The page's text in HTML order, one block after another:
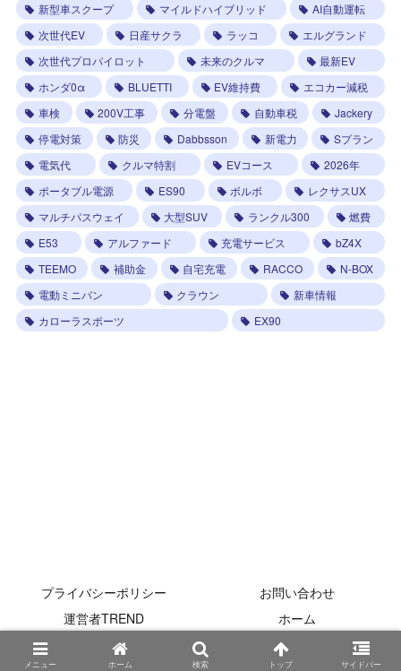
新型車スクープ
マイルドハイブリッド
AI自動運転
次世代EV
日産サクラ ラッコ
エルグランド
次世代プロパイロット
未来のクルマ
最新EV
ホンダ0α
BLUETTI EV維持費
エコカー減税
車検
200V工事 分電盤 自動車税
Jackery
停電対策
防災 Dabbsson 新電力
Sプラン
電気代
クルマ特割 EVコース
2026年
ポータブル電源
ES90 ボルボ
レクサスUX
マルチパスウェイ
大型SUV ランクル300
燃費
E53
アルファード 充電サービス
bZ4X
TEEMO
補助金 自宅充電 RACCO
N-BOX
電動ミニバン
クラウン
新車情報
カローラスポーツ
EX90
プライバシーポリシー
お問い合わせ
運営者TREND
ホーム
© 2025-2026 MOBILITY-TREND.
メニュー ホーム 検索 トップ サイドバー